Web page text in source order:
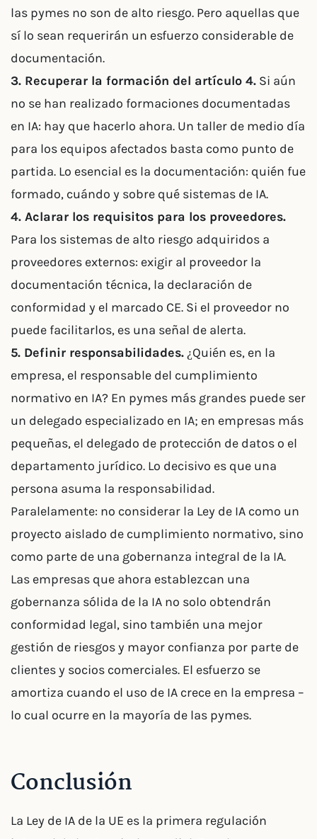
las pymes no son de alto riesgo. Pero aquellas que
sí lo sean requerirán un esfuerzo considerable de
documentación.
3. Recuperar la formación del artículo 4. Si aún
no se han realizado formaciones documentadas
en IA: hay que hacerlo ahora. Un taller de medio día
para los equipos afectados basta como punto de
partida. Lo esencial es la documentación: quién fue
formado, cuándo y sobre qué sistemas de IA.
4. Aclarar los requisitos para los proveedores.
Para los sistemas de alto riesgo adquiridos a
proveedores externos: exigir al proveedor la
documentación técnica, la declaración de
conformidad y el marcado CE. Si el proveedor no
puede facilitarlos, es una señal de alerta.
5. Definir responsabilidades. ¿Quién es, en la
empresa, el responsable del cumplimiento
normativo en IA? En pymes más grandes puede ser
un delegado especializado en IA; en empresas más
pequeñas, el delegado de protección de datos o el
departamento jurídico. Lo decisivo es que una
persona asuma la responsabilidad.
Paralelamente: no considerar la Ley de IA como un
proyecto aislado de cumplimiento normativo, sino
como parte de una gobernanza integral de la IA.
Las empresas que ahora establezcan una
gobernanza sólida de la IA no solo obtendrán
conformidad legal, sino también una mejor
gestión de riesgos y mayor confianza por parte de
clientes y socios comerciales. El esfuerzo se
amortiza cuando el uso de IA crece en la empresa –
lo cual ocurre en la mayoría de las pymes.
Conclusión
La Ley de IA de la UE es la primera regulación